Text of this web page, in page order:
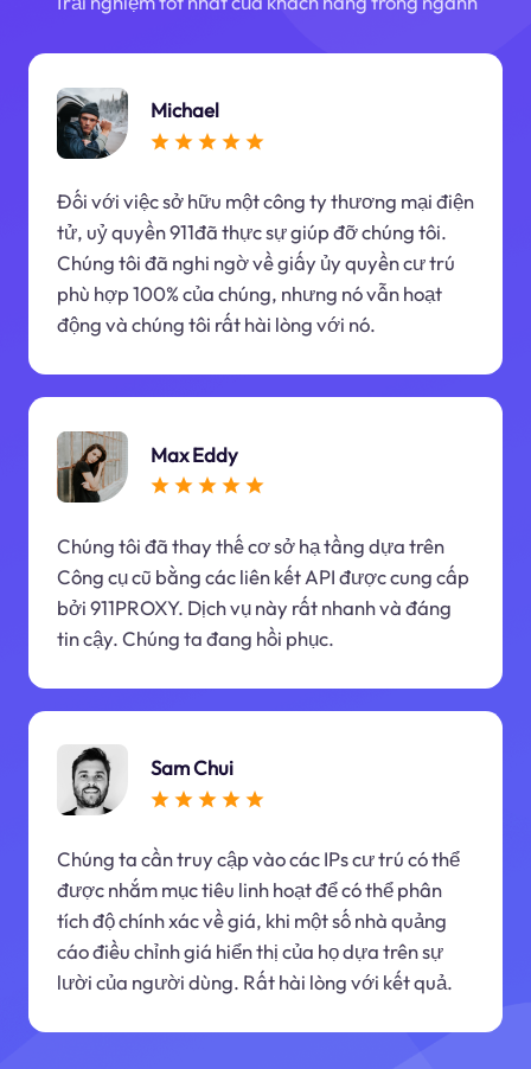
Michael
Đối với việc sở hữu một công ty thương mại điện
tử, uỷ quyền 911đã thực sự giúp đỡ chúng tôi.
Chúng tôi đã nghi ngờ về giấy ủy quyền cư trú
phù hợp 100% của chúng, nhưng nó vẫn hoạt
động và chúng tôi rất hài lòng với nó.
Max Eddy
Chúng tôi đã thay thế cơ sở hạ tầng dựa trên
Công cụ cũ bằng các liên kết API được cung cấp
bởi 911PROXY. Dịch vụ này rất nhanh và đáng
tin cậy. Chúng ta đang hồi phục.
Sam Chui
Chúng ta cần truy cập vào các IPs cư trú có thể
được nhắm mục tiêu linh hoạt để có thể phân
tích độ chính xác về giá, khi một số nhà quảng
cáo điều chỉnh giá hiển thị của họ dựa trên sự
lười của người dùng. Rất hài lòng với kết quả.